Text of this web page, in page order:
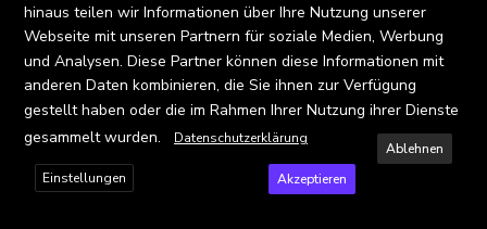
×
Love our blog? You should see our
emails. Sign up for our newsletter!
SUBSCRIBE
hinaus teilen wir Informationen über Ihre Nutzung unserer
Webseite mit unseren Partnern für soziale Medien, Werbung
und Analysen. Diese Partner können diese Informationen mit
anderen Daten kombinieren, die Sie ihnen zur Verfügung
gestellt haben oder die im Rahmen Ihrer Nutzung ihrer Dienste
gesammelt wurden.
Datenschutzerklärung
Ablehnen
Akzeptieren
Einstellungen